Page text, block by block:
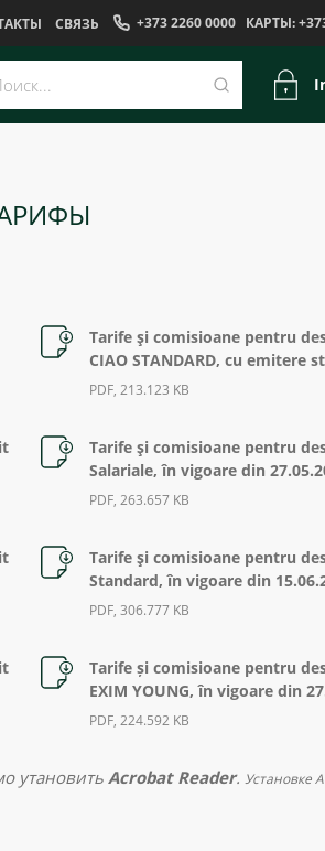
CВЯЗЬ +373 2260 0000 КАРТЫ:
Tarife şi comisioane pentru
CIAO STANDARD, cu emitere
PDF, 213.123 KB
Tarife şi comisioane pentru
Salariale, în vigoare din
PDF, 263.657 KB
Tarife şi comisioane pentru
Standard, în vigoare din
PDF, 306.777 KB
Tarife și comisioane pentru
EXIM YOUNG, în vigoare din
PDF, 224.592 KB
утановитьAcrobat Reader. Установкe